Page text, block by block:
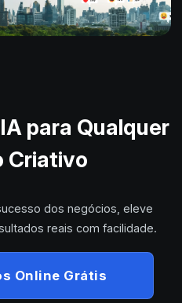
para Qualquer
Criativo
dos negócios, eleve
reais com facilidade.
Online Grátis